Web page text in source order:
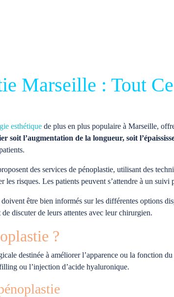
Marseille : Tout
esthétique de plus en plus populaire à Marseille,
soit l’augmentation de la longueur, soit
des services de pénoplastie, utilisant des
les risques. Les patients peuvent s’attendre à un
être bien informés sur les différentes options
discuter de leurs attentes avec leur chirurgien.
?
destinée à améliorer l’apparence ou la fonction
ou l’injection d’acide hyaluronique.